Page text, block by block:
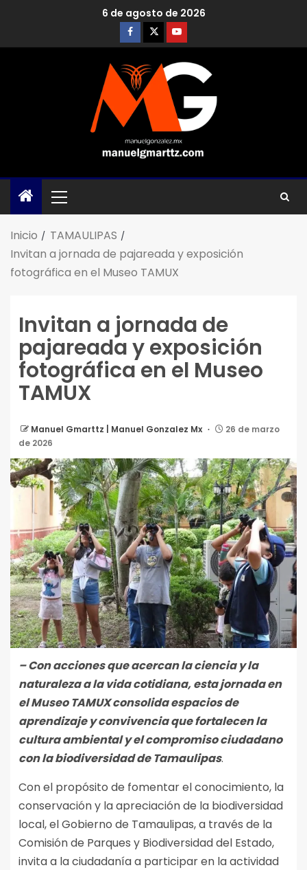
6 de agosto de 2026
Inicio
TAMAULIPAS
Invitan a jornada de pajareada y exposición
fotográfica en el Museo TAMUX
Invitan a jornada de
pajareada y exposición
fotográfica en el Museo
TAMUX
Manuel Gmarttz | Manuel Gonzalez Mx
26 de marzo
de 2026
– Con acciones que acercan la ciencia y la
naturaleza a la vida cotidiana, esta jornada en
el Museo TAMUX consolida espacios de
aprendizaje y convivencia que fortalecen la
cultura ambiental y el compromiso ciudadano
con la biodiversidad de Tamaulipas.
Con el propósito de fomentar el conocimiento, la
conservación y la apreciación de la biodiversidad
local, el Gobierno de Tamaulipas, a través de la
Comisión de Parques y Biodiversidad del Estado,
invita a la ciudadanía a participar en la actividad